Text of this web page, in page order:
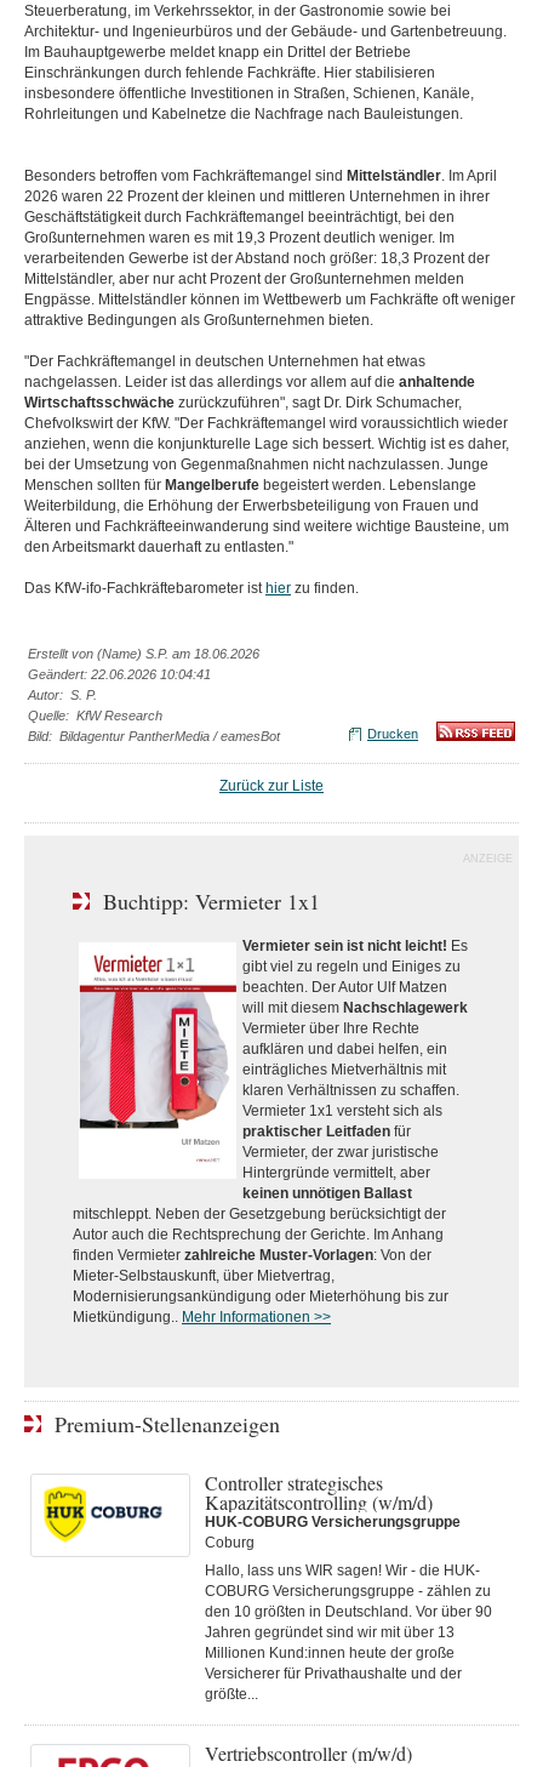
Steuerberatung, im Verkehrssektor, in der Gastronomie sowie bei
Architektur- und Ingenieurbüros und der Gebäude- und Gartenbetreuung.
Im Bauhauptgewerbe meldet knapp ein Drittel der Betriebe
Einschränkungen durch fehlende Fachkräfte. Hier stabilisieren
insbesondere öffentliche Investitionen in Straßen, Schienen, Kanäle,
Rohrleitungen und Kabelnetze die Nachfrage nach Bauleistungen.
Besonders betroffen vom Fachkräftemangel sind Mittelständler. Im April
2026 waren 22 Prozent der kleinen und mittleren Unternehmen in ihrer
Geschäftstätigkeit durch Fachkräftemangel beeinträchtigt, bei den
Großunternehmen waren es mit 19,3 Prozent deutlich weniger. Im
verarbeitenden Gewerbe ist der Abstand noch größer: 18,3 Prozent der
Mittelständler, aber nur acht Prozent der Großunternehmen melden
Engpässe. Mittelständler können im Wettbewerb um Fachkräfte oft weniger
attraktive Bedingungen als Großunternehmen bieten.
"Der Fachkräftemangel in deutschen Unternehmen hat etwas
nachgelassen. Leider ist das allerdings vor allem auf die anhaltende
Wirtschaftsschwäche zurückzuführen", sagt Dr. Dirk Schumacher,
Chefvolkswirt der KfW. "Der Fachkräftemangel wird voraussichtlich wieder
anziehen, wenn die konjunkturelle Lage sich bessert. Wichtig ist es daher,
bei der Umsetzung von Gegenmaßnahmen nicht nachzulassen. Junge
Menschen sollten für Mangelberufe begeistert werden. Lebenslange
Weiterbildung, die Erhöhung der Erwerbsbeteiligung von Frauen und
Älteren und Fachkräfteeinwanderung sind weitere wichtige Bausteine, um
den Arbeitsmarkt dauerhaft zu entlasten."
Das KfW-ifo-Fachkräftebarometer ist hier zu finden.
Erstellt von (Name) S.P. am 18.06.2026
Geändert: 22.06.2026 10:04:41
Autor: S. P.
Quelle: KfW Research
Bild: Bildagentur PantherMedia / eamesBot
Drucken
Zurück zur Liste
ANZEIGE
Buchtipp: Vermieter 1x1
Vermieter sein ist nicht leicht! Es
gibt viel zu regeln und Einiges zu
beachten. Der Autor Ulf Matzen
will mit diesem Nachschlagewerk
Vermieter über Ihre Rechte
aufklären und dabei helfen, ein
einträgliches Mietverhältnis mit
klaren Verhältnissen zu schaffen.
Vermieter 1x1 versteht sich als
praktischer Leitfaden für
Vermieter, der zwar juristische
Hintergründe vermittelt, aber
keinen unnötigen Ballast
mitschleppt. Neben der Gesetzgebung berücksichtigt der
Autor auch die Rechtsprechung der Gerichte. Im Anhang
finden Vermieter zahlreiche Muster-Vorlagen: Von der
Mieter-Selbstauskunft, über Mietvertrag,
Modernisierungsankündigung oder Mieterhöhung bis zur
Mietkündigung.. Mehr Informationen >>
Premium-Stellenanzeigen
Controller strategisches
Kapazitätscontrolling (w/m/d)
HUK-COBURG Versicherungsgruppe
Coburg
Hallo, lass uns WIR sagen! Wir - die HUK-
COBURG Versicherungsgruppe - zählen zu
den 10 größten in Deutschland. Vor über 90
Jahren gegründet sind wir mit über 13
Millionen Kund:innen heute der große
Versicherer für Privathaushalte und der
größte...
Vertriebscontroller (m/w/d)